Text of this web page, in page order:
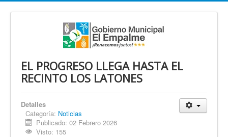
EL PROGRESO LLEGA HASTA EL
RECINTO LOS LATONES
Detalles
Categoría: Noticias
Publicado: 02 Febrero 2026
Visto: 155